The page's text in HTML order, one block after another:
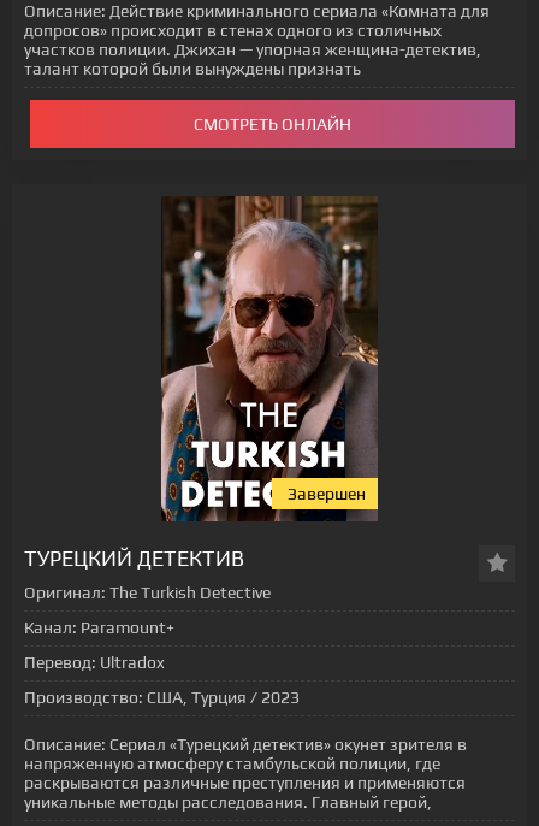
Описание: Действие криминального сериала «Комната для
допросов» происходит в стенах одного из столичных
участков полиции. Джихан — упорная женщина-детектив,
талант которой были вынуждены признать
СМОТРЕТЬ ОНЛАЙН
Завершен
ТУРЕЦКИЙ ДЕТЕКТИВ
Оригинал: The Turkish Detective
Канал: Paramount+
Перевод: Ultradox
Производство: США, Турция / 2023
Описание: Сериал «Турецкий детектив» окунет зрителя в
напряженную атмосферу стамбульской полиции, где
раскрываются различные преступления и применяются
уникальные методы расследования. Главный герой,